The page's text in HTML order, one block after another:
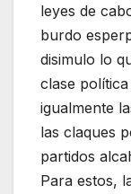
leyes de
burdo
disimulo lo
clase
igualmente
las claques
partidos
Para estos,